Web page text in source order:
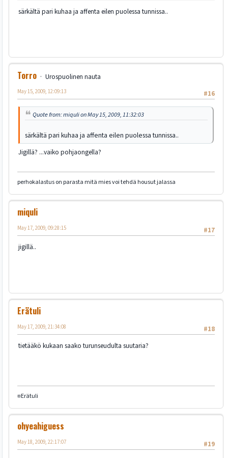
särkältä pari kuhaa ja affenta eilen puolessa tunnissa..
Torro
Urospuolinen nauta
#16
May 15, 2009, 12:09:13
Quote from: miquli on May 15, 2009, 11:32:03
särkältä pari kuhaa ja affenta eilen puolessa tunnissa..
Jigillä? ...vaiko pohjaongella?
perhokalastus on parasta mitä mies voi tehdä housut jalassa
miquli
#17
May 17, 2009, 09:28:15
jigillä..
Erätuli
#18
May 17, 2009, 21:34:08
tietääkö kukaan saako turunseudulta suutaria?
¤Erätuli
ohyeahiguess
#19
May 18, 2009, 22:17:07